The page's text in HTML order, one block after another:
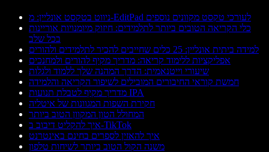
ניווט בטקסט אונליין: מ-EditPad לעורכי טקסט מקוונים נוספים
כלי הקריאה הטובים ביותר לתלמידים: חיזוק מיומנויות אוריינות
בכל שלב
למידה ביתית אונליין: 25 כלים שחייבים להכיר לתלמידים ולהורים
אפליקציות ללימוד קריאה: מדריך מקיף להורים ולמחנכים
שיעורי וייטנאמית: הדרך המהנה שלך ללמוד ולגלות
חמשת קוראי החיבורים המובילים לשיפור הקריאה והלמידה
מדריך מקיף לטבלת תנועות IPA
חקירת השפות המגוונות של איטליה
המחולל הטון המקוון הטוב ביותר
איך להקליט דיבוב ב-TikTok
איך להאזין לספרים בחינם באינטרנט
משנה הקול הטוב ביותר לשיחות טלפון